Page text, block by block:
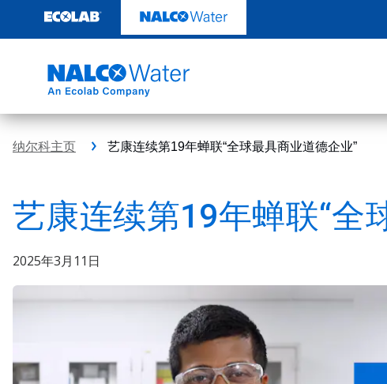
至
纳尔科主页 艺康连续第19年蝉联“全球最具商业道德企业”
艺康连续第19年蝉联“全
2025年3月11日